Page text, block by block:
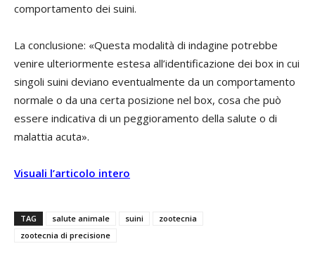
comportamento dei suini.
La conclusione: «Questa modalità di indagine potrebbe
venire ulteriormente estesa all’identificazione dei box in cui
singoli suini deviano eventualmente da un comportamento
normale o da una certa posizione nel box, cosa che può
essere indicativa di un peggioramento della salute o di
malattia acuta».
Visuali l’articolo intero
TAG salute animale suini
zootecnia
zootecnia di precisione